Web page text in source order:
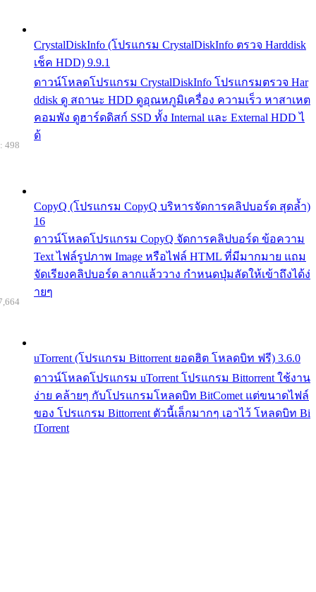
CrystalDiskInfo (โปรแกรม CrystalDiskInfo ตรวจ Harddisk
เช็ค HDD) 9.9.1
ดาวน์โหลดโปรแกรม CrystalDiskInfo โปรแกรมตรวจ Har
ddisk ดู สถานะ HDD ดูอุณหภูมิเครื่อง ความเร็ว หาสาเหต
คอมพัง ดูฮาร์ดดิสก์ SSD ทั้ง Internal และ External HDD ไ
ด้
CopyQ (โปรแกรม CopyQ บริหารจัดการคลิปบอร์ด สุดล้ำ)
16
ดาวน์โหลดโปรแกรม CopyQ จัดการคลิปบอร์ด ข้อความ
Text ไฟล์รูปภาพ Image หรือไฟล์ HTML ที่มีมากมาย แถม
จัดเรียงคลิปบอร์ด ลากแล้ววาง กำหนดปุ่มลัดให้เข้าถึงได้ง่
ายๆ
498
uTorrent (โปรแกรม Bittorrent ยอดฮิต โหลดบิท ฟรี) 3.6.0
ดาวน์โหลดโปรแกรม uTorrent โปรแกรม Bittorrent ใช้งาน
ง่าย คล้ายๆ กับโปรแกรมโหลดบิท BitComet แต่ขนาดไฟล์
ของ โปรแกรม Bittorrent ตัวนี้เล็กมากๆ เอาไว้ โหลดบิท Bi
tTorrent